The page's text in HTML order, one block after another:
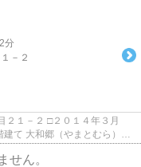
分
－２
）の
せん。